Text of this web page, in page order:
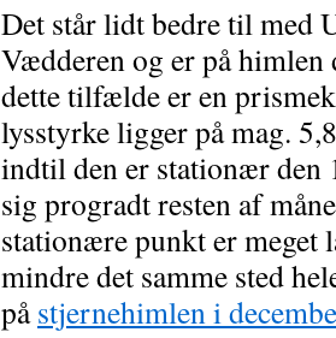
Det står lidt bedre til med
Vædderen og er på himlen
dette tilfælde er en
lysstyrke ligger på mag.
indtil den er stationær den
sig progradt resten af
stationære punkt er meget
mindre det samme sted
påstjernehimlen i